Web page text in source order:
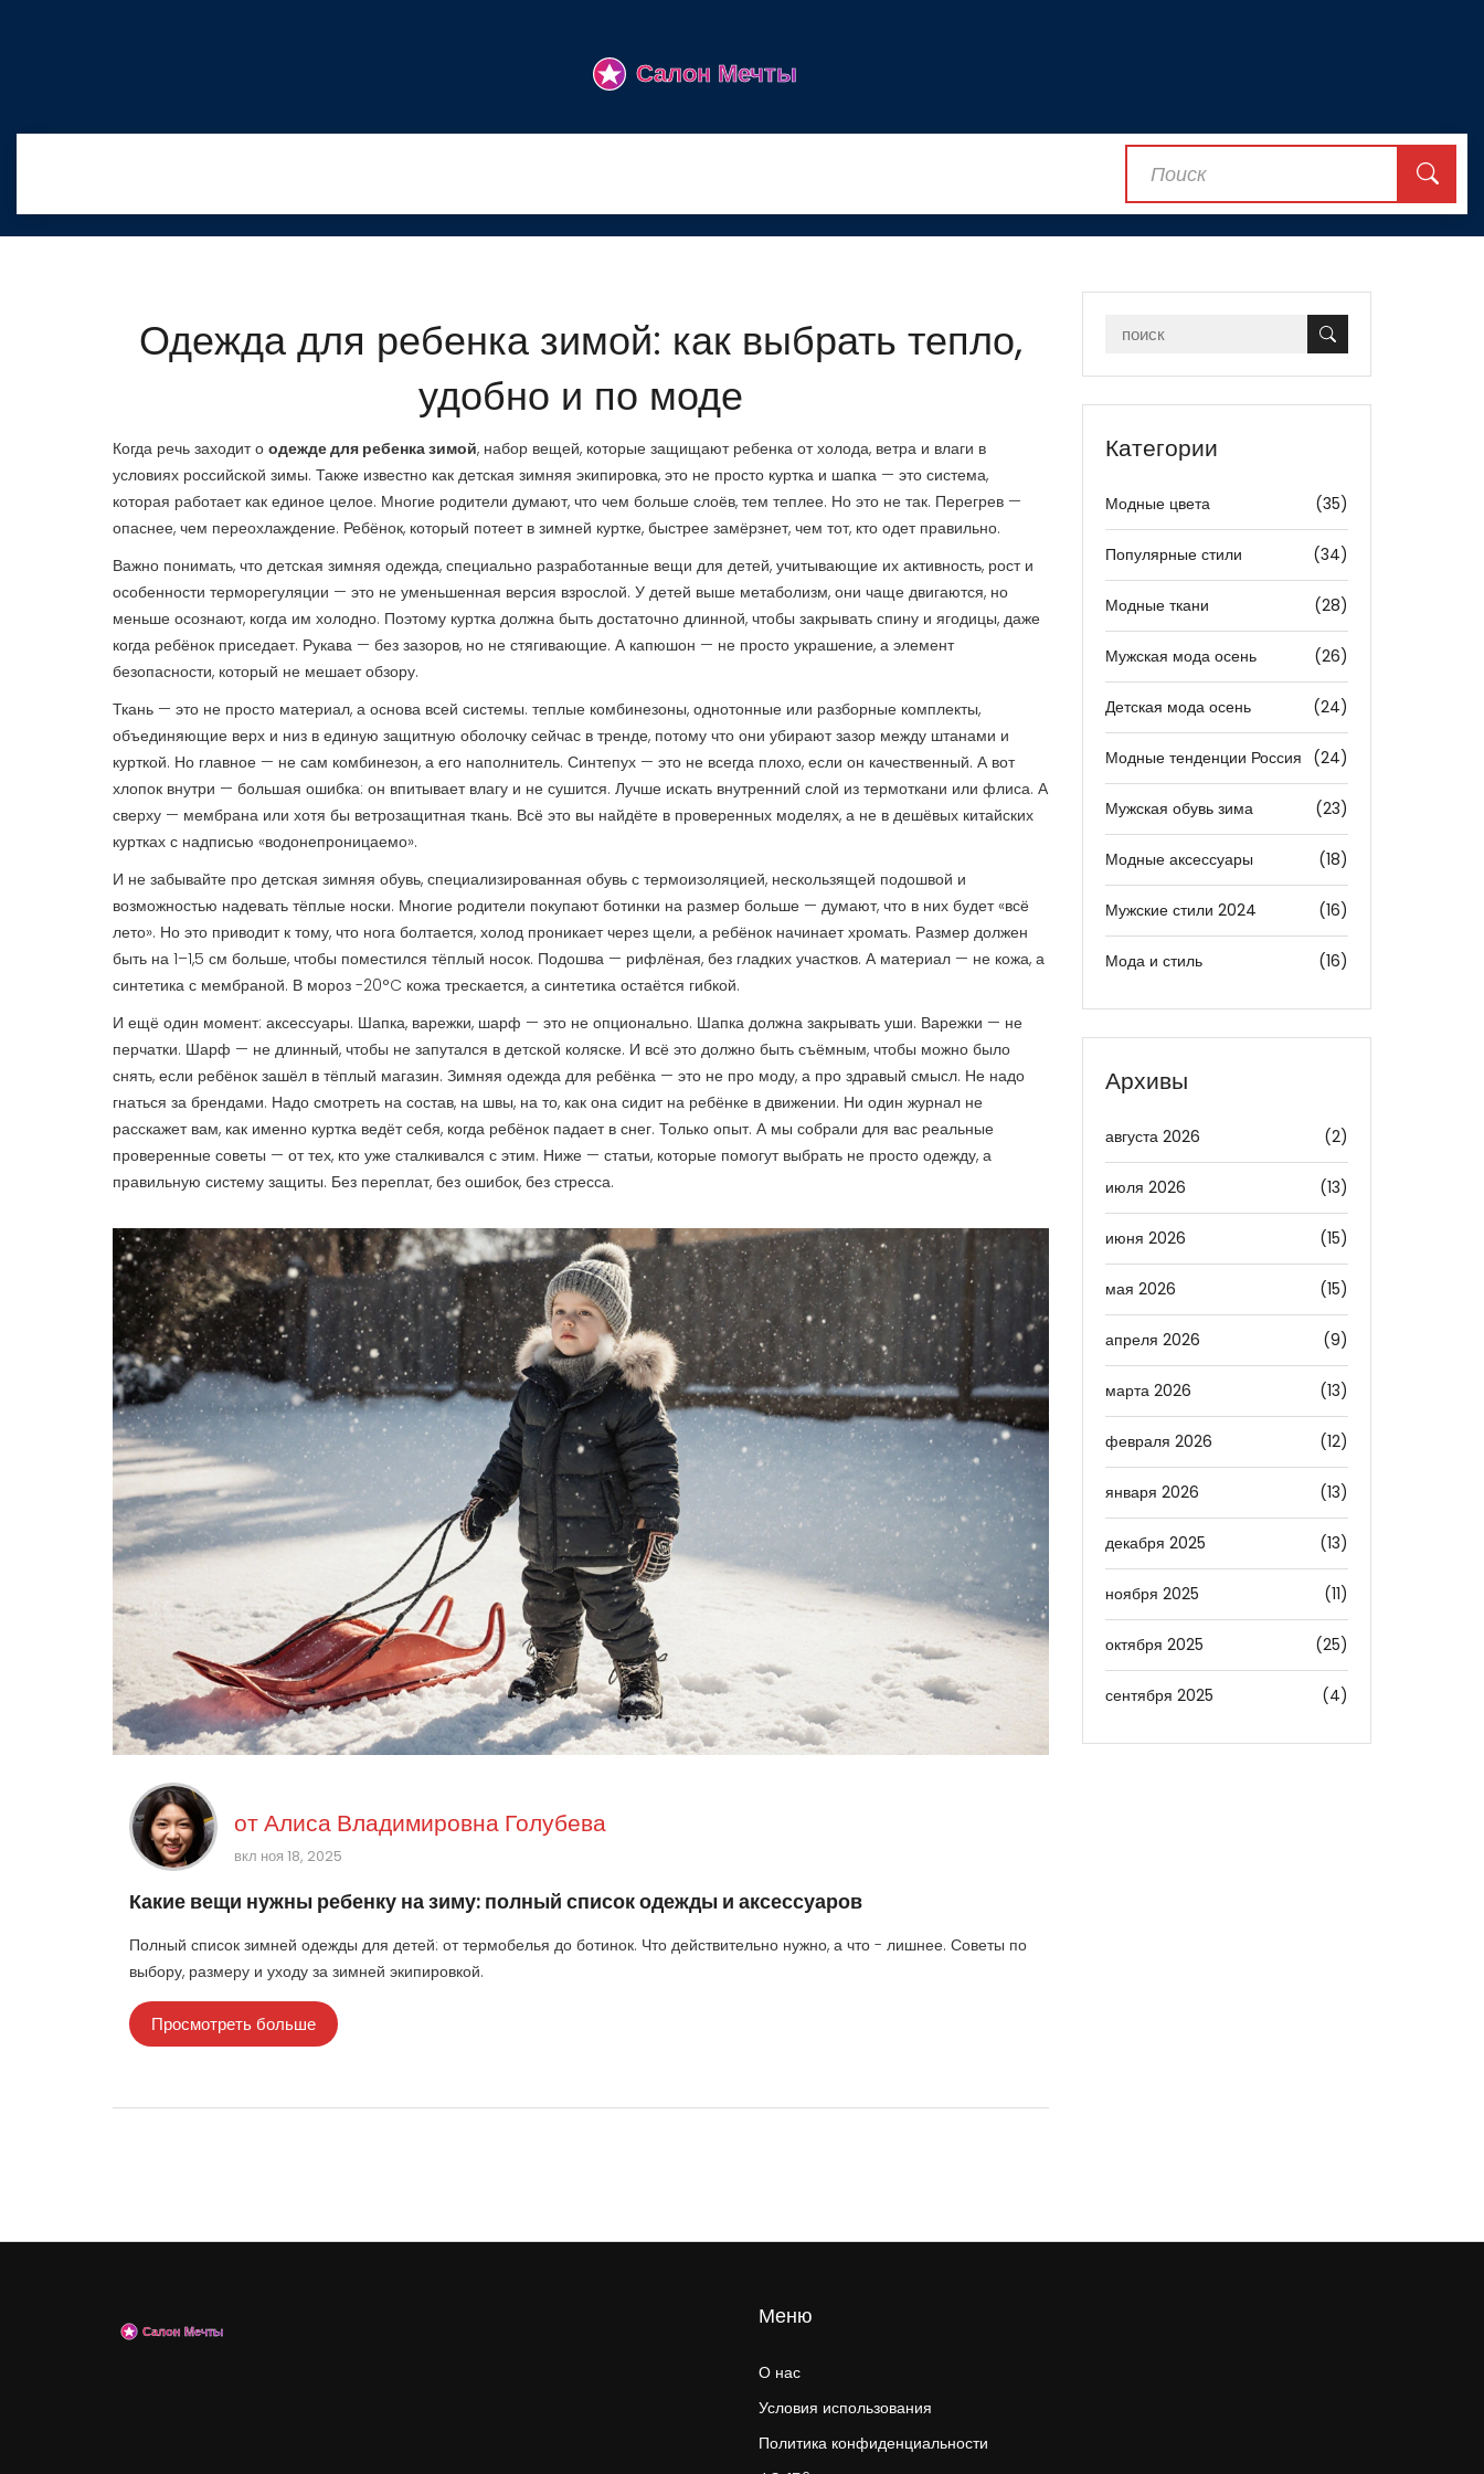
Одежда для ребенка зимой: как выбрать тепло,
удобно и по моде
Когда речь заходит о одежде для ребенка зимой, набор вещей, которые защищают ребенка от холода, ветра и влаги в
условиях российской зимы. Также известно как детская зимняя экипировка, это не просто куртка и шапка — это система,
которая работает как единое целое. Многие родители думают, что чем больше слоёв, тем теплее. Но это не так. Перегрев —
опаснее, чем переохлаждение. Ребёнок, который потеет в зимней куртке, быстрее замёрзнет, чем тот, кто одет правильно.
Важно понимать, что детская зимняя одежда, специально разработанные вещи для детей, учитывающие их активность, рост и
особенности терморегуляции — это не уменьшенная версия взрослой. У детей выше метаболизм, они чаще двигаются, но
меньше осознают, когда им холодно. Поэтому куртка должна быть достаточно длинной, чтобы закрывать спину и ягодицы, даже
когда ребёнок приседает. Рукава — без зазоров, но не стягивающие. А капюшон — не просто украшение, а элемент
безопасности, который не мешает обзору.
Ткань — это не просто материал, а основа всей системы. теплые комбинезоны, однотонные или разборные комплекты,
объединяющие верх и низ в единую защитную оболочку сейчас в тренде, потому что они убирают зазор между штанами и
курткой. Но главное — не сам комбинезон, а его наполнитель. Синтепух — это не всегда плохо, если он качественный. А вот
хлопок внутри — большая ошибка: он впитывает влагу и не сушится. Лучше искать внутренний слой из термоткани или флиса. А
сверху — мембрана или хотя бы ветрозащитная ткань. Всё это вы найдёте в проверенных моделях, а не в дешёвых китайских
куртках с надписью «водонепроницаемо».
И не забывайте про детская зимняя обувь, специализированная обувь с термоизоляцией, нескользящей подошвой и
возможностью надевать тёплые носки. Многие родители покупают ботинки на размер больше — думают, что в них будет «всё
лето». Но это приводит к тому, что нога болтается, холод проникает через щели, а ребёнок начинает хромать. Размер должен
быть на 1–1,5 см больше, чтобы поместился тёплый носок. Подошва — рифлёная, без гладких участков. А материал — не кожа, а
синтетика с мембраной. В мороз -20°C кожа трескается, а синтетика остаётся гибкой.
И ещё один момент: аксессуары. Шапка, варежки, шарф — это не опционально. Шапка должна закрывать уши. Варежки — не
перчатки. Шарф — не длинный, чтобы не запутался в детской коляске. И всё это должно быть съёмным, чтобы можно было
снять, если ребёнок зашёл в тёплый магазин. Зимняя одежда для ребёнка — это не про моду, а про здравый смысл. Не надо
гнаться за брендами. Надо смотреть на состав, на швы, на то, как она сидит на ребёнке в движении. Ни один журнал не
расскажет вам, как именно куртка ведёт себя, когда ребёнок падает в снег. Только опыт. А мы собрали для вас реальные
проверенные советы — от тех, кто уже сталкивался с этим. Ниже — статьи, которые помогут выбрать не просто одежду, а
правильную систему защиты. Без переплат, без ошибок, без стресса.
отАлиса Владимировна Голубева
вкл ноя 18, 2025
Какие вещи нужны ребенку на зиму: полный список одежды и аксессуаров
Полный список зимней одежды для детей: от термобелья до ботинок. Что действительно нужно, а что - лишнее. Советы по
выбору, размеру и уходу за зимней экипировкой.
Просмотреть больше
Категории
Модные цвета (35)
Популярные стили (34)
Модные ткани (28)
Мужская мода осень (26)
Детская мода осень (24)
Модные тенденции Россия (24)
Мужская обувь зима (23)
Модные аксессуары (18)
Мужские стили 2024 (16)
Мода и стиль (16)
Архивы
августа 2026 (2)
июля 2026 (13)
июня 2026 (15)
мая 2026 (15)
апреля 2026 (9)
марта 2026 (13)
февраля 2026 (12)
января 2026 (13)
декабря 2025 (13)
ноября 2025 (11)
октября 2025 (25)
сентября 2025 (4)
Меню
О нас
Условия использования
Политика конфиденциальности